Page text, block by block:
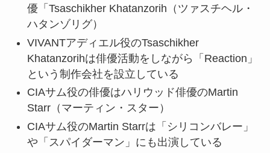
優「Tsaschikher Khatanzorih（ツァスチヘル・
ハタンゾリグ）
VIVANTアディエル役のTsaschikher
Khatanzorihは俳優活動をしながら「Reaction」
という制作会社を設立している
CIAサム役の俳優はハリウッド俳優のMartin
Starr（マーティン・スター）
CIAサム役のMartin Starrは「シリコンバレー」
や「スパイダーマン」にも出演している